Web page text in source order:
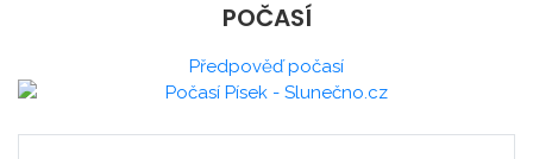
POČASÍ
Předpověď počasí